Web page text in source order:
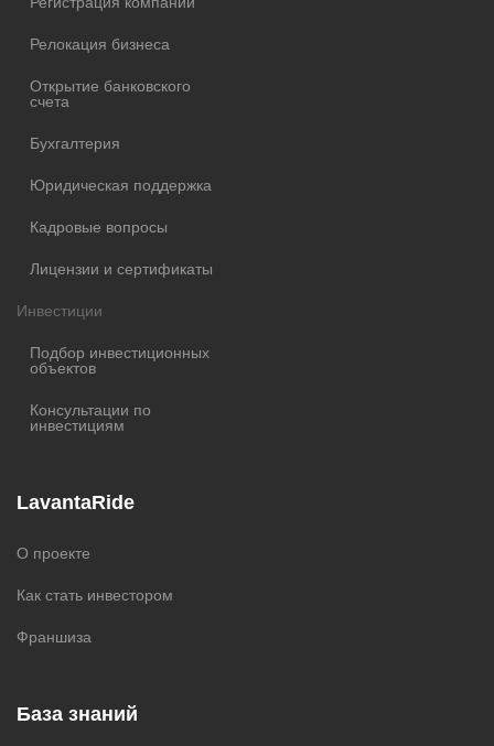
Релокация бизнеса
Открытие банковского
счета
Бухгалтерия
Юридическая поддержка
Кадровые вопросы
Лицензии и сертификаты
Инвестиции
Подбор инвестиционных
объектов
Консультации по
инвестициям
LavantaRide
О проекте
Как стать инвестором
Франшиза
База знаний